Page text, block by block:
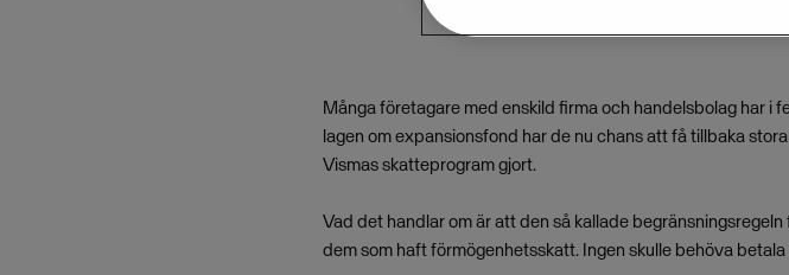
Många företagare med enskild firma och handelsbolag har
lagen om expansionsfond har de nu chans att få tillbaka
Vismas skatteprogram gjort.
Vad det handlar om är att den så kallade
dem som haft förmögenhetsskatt. Ingen skulle behöva